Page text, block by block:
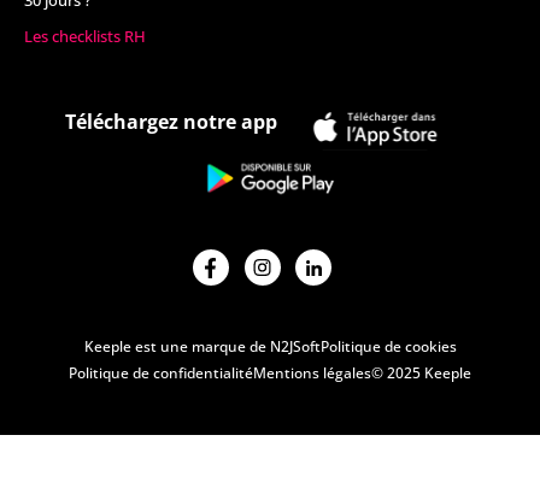
Les checklists RH
Téléchargez notre app
Keeple est une marque de N2JSoftPolitique de cookies
Politique de confidentialitéMentions légales© 2025 Keeple